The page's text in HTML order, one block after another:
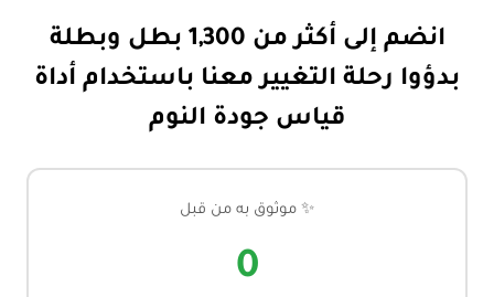
انضم إلى أكثر من 1,300 بطل وبطلة
بدؤوا رحلة التغيير معنا باستخدام أداة
قياس جودة النوم
✨ موثوق به من قبل
0